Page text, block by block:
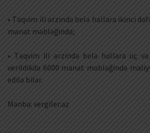
• Təqvim ili ərzində belə hallara ikinci
manat məbləğində;
• Təqvim ili ərzində belə hallara üç
verildikdə 6000 manat məbləğində
edilə bilər.
Mənbə: vergiler.az